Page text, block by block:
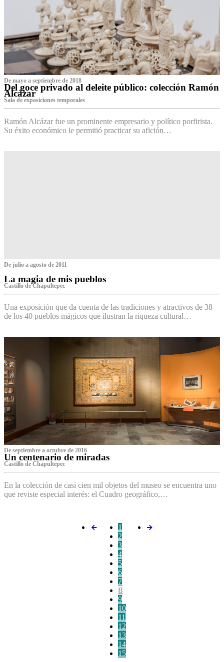
De mayo a septiembre de 2018
Del goce privado al deleite público: colección Ramón
Alcázar
Sala de exposiciones temporales
Ramón Alcázar fue un prominente empresario y político porfirista.
Su éxito económico le permitió practicar su afición…
De julio a agosto de 2011
La magia de mis pueblos
Castillo de Chapultepec
Una exposición que da cuenta de las tradiciones y atractivos de 38
de los 40 pueblos mágicos que ilustran la riqueza cultural…
De septiembre a octubre de 2016
Un centenario de miradas
Castillo de Chapultepec
En la colección de casi cien mil objetos del museo se encuentra uno
que reviste especial interés: el Cuadro geográfico,…
1
2
3
4
5
6
7
8
9
10
11
12
13
14
15